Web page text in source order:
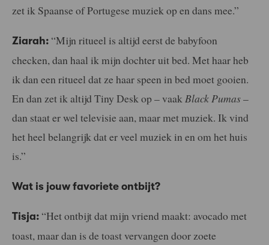
zet ik Spaanse of Portugese muziek op en dans mee.”
Ziarah: “Mijn ritueel is altijd eerst de babyfoon
checken, dan haal ik mijn dochter uit bed. Met haar heb
ik dan een ritueel dat ze haar speen in bed moet gooien.
En dan zet ik altijd Tiny Desk op – vaakBlack Pumas–
dan staat er wel televisie aan, maar met muziek. Ik vind
het heel belangrijk dat er veel muziek in en om het huis
is.”
Wat is jouw favoriete ontbijt?
Tisja: “Het ontbijt dat mijn vriend maakt: avocado met
toast, maar dan is de toast vervangen door zoete